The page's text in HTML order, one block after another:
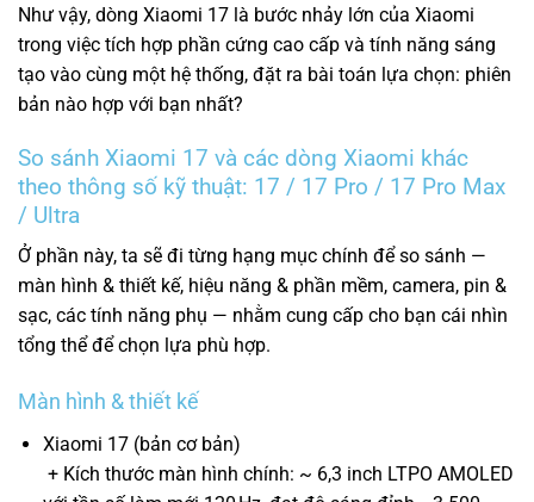
Như vậy, dòng Xiaomi 17 là bước nhảy lớn của Xiaomi
trong việc tích hợp phần cứng cao cấp và tính năng sáng
tạo vào cùng một hệ thống, đặt ra bài toán lựa chọn: phiên
bản nào hợp với bạn nhất?
So sánh Xiaomi 17 và các dòng Xiaomi khác
theo thông số kỹ thuật: 17 / 17 Pro / 17 Pro Max
/ Ultra
Ở phần này, ta sẽ đi từng hạng mục chính để so sánh —
màn hình & thiết kế, hiệu năng & phần mềm, camera, pin &
sạc, các tính năng phụ — nhằm cung cấp cho bạn cái nhìn
tổng thể để chọn lựa phù hợp.
Màn hình & thiết kế
Xiaomi 17 (bản cơ bản)
+ Kích thước màn hình chính: ~ 6,3 inch LTPO AMOLED